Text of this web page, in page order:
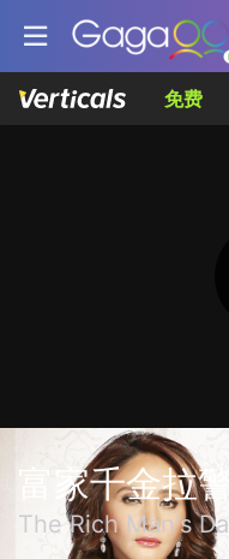
免费
富家千金拉
The Rich Man's